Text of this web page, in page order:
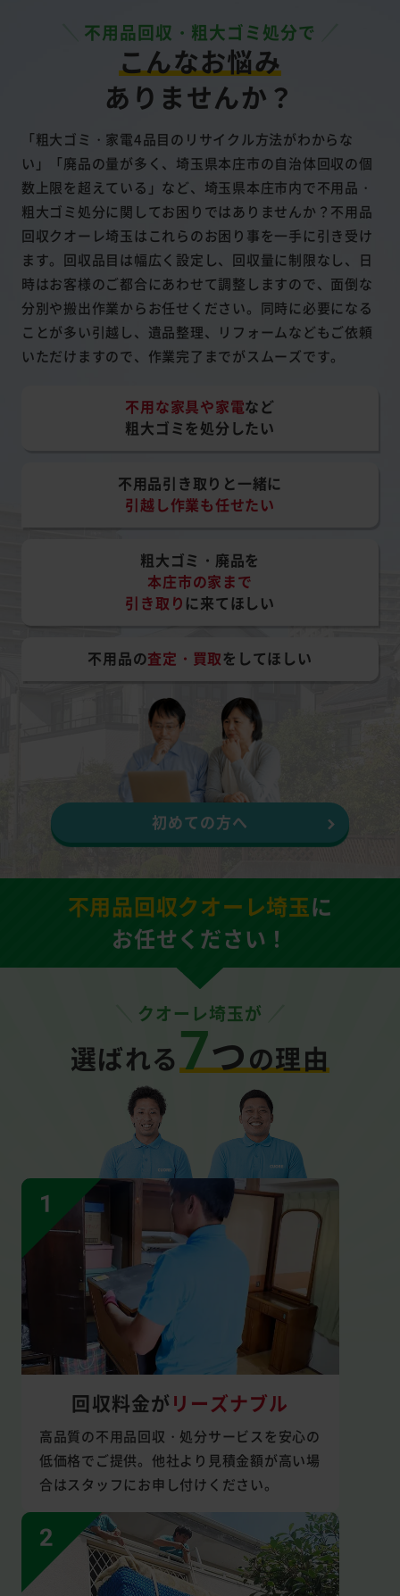
不用品回収・粗大ゴミ処分で
こんなお悩み
ありませんか？
「粗大ゴミ・家電4品目のリサイクル方法がわからな
い」「廃品の量が多く、埼玉県本庄市の自治体回収の個
数上限を超えている」など、埼玉県本庄市内で不用品・
粗大ゴミ処分に関してお困りではありませんか？不用品
回収クオーレ埼玉はこれらのお困り事を一手に引き受け
ます。回収品目は幅広く設定し、回収量に制限なし、日
時はお客様のご都合にあわせて調整しますので、面倒な
分別や搬出作業からお任せください。同時に必要になる
ことが多い引越し、遺品整理、リフォームなどもご依頼
いただけますので、作業完了までがスムーズです。
不用な家具や家電など
粗大ゴミを処分したい
不用品引き取りと一緒に
引越し作業も任せたい
粗大ゴミ・廃品を
本庄市の家まで
引き取り に来てほしい
不用品の査定・買取をしてほしい
初めての方へ
不用品回収クオーレ埼玉に
お任せください！
クオーレ埼玉が
選ばれる7つの理由
回収料金が リーズナブル
高品質の不用品回収・処分サービスを安心の
低価格でご提供。他社より見積金額が高い場
合はスタッフにお申し付けください。